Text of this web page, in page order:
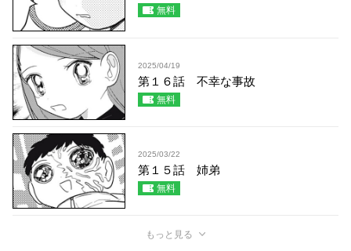
無料
2025/04/19
第１６話 不幸な事故
無料
2025/03/22
第１５話 姉弟
無料
もっと見る